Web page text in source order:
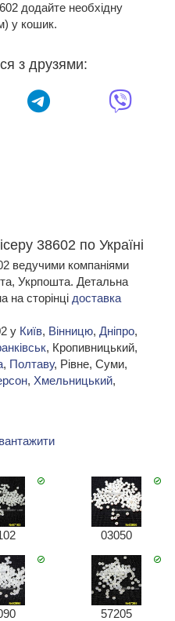
додайте необхідну
у кошик.
з друзями:
38602 по Україні
ведучими компаніями
Укрпошта. Детальна
на сторінці доставка
у Київ, Вінницю, Дніпро,
, Кропивницький,
, Полтаву, Рівне, Суми,
, Хмельницький,
03050
57205